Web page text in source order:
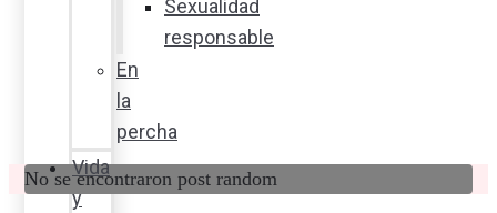
Sexualidad
responsable
En
la
percha
Vida
y
No se encontraron post random